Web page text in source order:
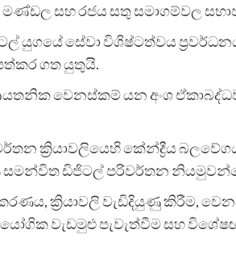
මණ්ඩල සහ රජය සතු සමාගම්වල
යුගයේ සේවා විශිෂ්ටත්වය
ගත යුතුයි.
වෙනස්කම් යන අංශ
ක්‍රියාවලියෙහි කේන්ද්‍රීය
සමන්විත ඩිජිටල් පරිවර්තන
ක්‍රියාවලි වැඩිදියුණු කිරීම,
වැඩමුළු පැවැත්වීම සහ